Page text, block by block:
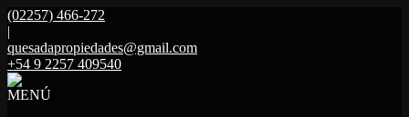
(02257) 466-272
|
quesadapropiedades@gmail.com
+54 9 2257 409540
MENÚ